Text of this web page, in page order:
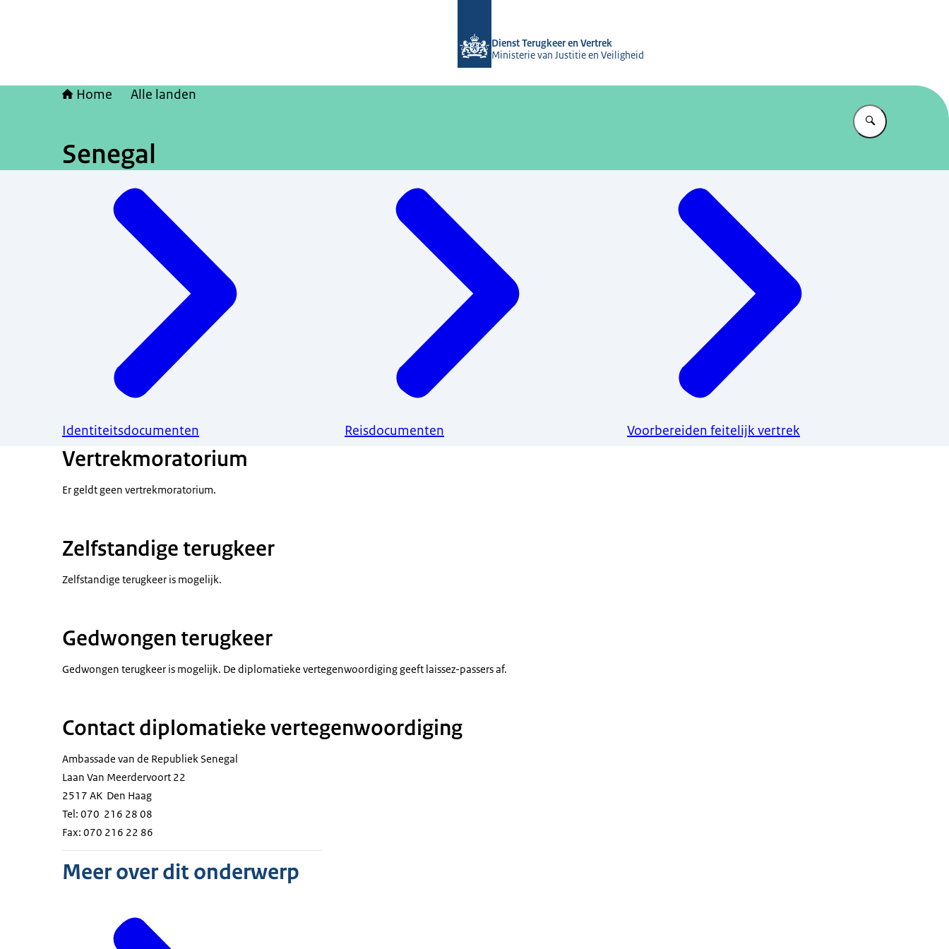
Dienst Terugkeer en Vertrek
Ministerie van Justitie en Veiligheid
Home Alle landen
Vul in wat u
Senegal
Identiteitsdocumenten Reisdocumenten Voorbereiden feitelijk vertrek
Vertrekmoratorium
Er geldt geen vertrekmoratorium.
Zelfstandige terugkeer
Zelfstandige terugkeer is mogelijk.
Gedwongen terugkeer
Gedwongen terugkeer is mogelijk. De diplomatieke vertegenwoordiging geeft laissez-passers af.
Contact diplomatieke vertegenwoordiging
Ambassade van de Republiek Senegal
Laan Van Meerdervoort 22
2517 AK Den Haag
Tel: 070 216 28 08
Fax: 070 216 22 86
Meer over dit onderwerp